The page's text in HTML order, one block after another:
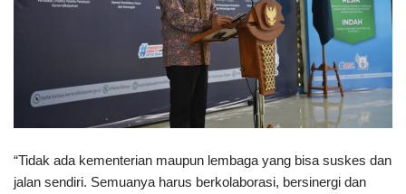
“Tidak ada kementerian maupun lembaga yang bisa suskes dan
jalan sendiri. Semuanya harus berkolaborasi, bersinergi dan